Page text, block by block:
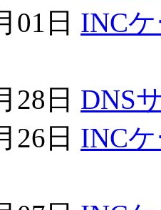
01日 INC
28日 DNS
26日 INC